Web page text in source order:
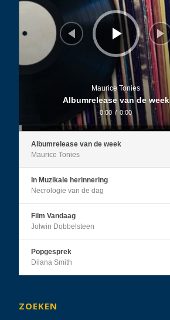
Maurice Tonies
Albumrelease van de week
0:00 / 0:00
Albumrelease van de week
Maurice Tonies
In Muzikale herinnering
Necrologie van de dag
Film Vandaag
Jolwin Dobbelsteen
Popgesprek
Dilana Smith
ZOEKEN